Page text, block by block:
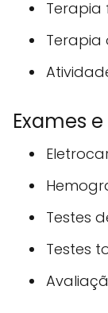
Terapia
Terapia
Exames
Testes
Testes